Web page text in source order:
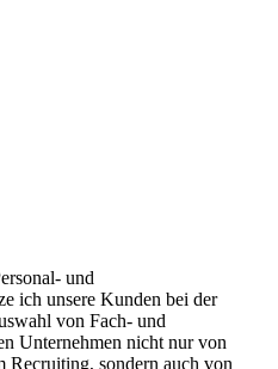
und
ich unsere Kunden bei der
von Fach- und
Unternehmen nicht nur von
Recruiting, sondern auch von